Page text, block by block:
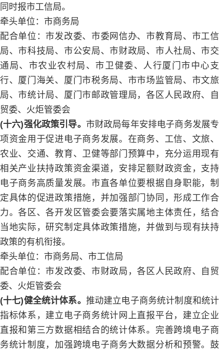
同时报市工信局。
牵头单位：市商务局
配合单位：市发改委、市委网信办、市教育局、市工信
局、市科技局、市公安局、市财政局、市人社局、市交
通局、市农业农村局、市卫健委、人行厦门市中心支
行、厦门海关、厦门市税务局、市市场监管局、市文旅
局、市统计局、厦门市邮政管理局，各区人民政府、自
贸委、火炬管委会
(十六)强化政策引导。 市财政局每年安排电子商务发展专
项资金用于促进电子商务发展。在商务、工信、文旅、
农业、交通、教育、卫健等部门预算中，充分运用现有
相关产业扶持政策资金渠道，安排足额财政资金，支持
电子商务高质量发展。市直各单位要根据自身职能，制
定具体的促进政策措施，并加强部门协同，形成工作合
力。各区、各开发区管委会要落实属地主体责任，结合
当地实际，研究制定具体政策措施，并做到与现有扶持
政策的有机衔接。
牵头单位：市商务局、市工信局
配合单位：市发改委、市财政局，各区人民政府、自贸
委、火炬管委会
(十七)健全统计体系。 推动建立电子商务统计制度和统计
指标体系，建立电子商务统计网上直报平台，建立企业
直报和第三方数据相结合的统计体系。完善跨境电子商
务统计制度，加强跨境电子商务大数据分析和预警。鼓